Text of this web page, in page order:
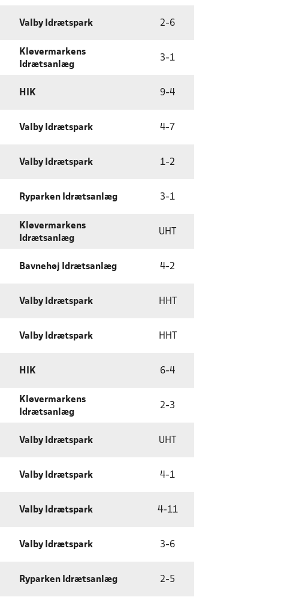
Valby Idrætspark 2-6
Kløvermarkens
Idrætsanlæg
3-1
HIK 9-4
Valby Idrætspark 4- 7
Valby Idrætspark 1-2
Ryparken Idrætsanlæg 3-1
Kløvermarkens
Idrætsanlæg
UHT
Bavnehøj Idrætsanlæg 4-2
Valby Idrætspark HHT
Valby Idrætspark HHT
HIK 6-4
Kløvermarkens
Idrætsanlæg
2-3
Valby Idrætspark UHT
Valby Idrætspark 4-1
Valby Idrætspark 4-11
Valby Idrætspark 3-6
Ryparken Idrætsanlæg 2-5